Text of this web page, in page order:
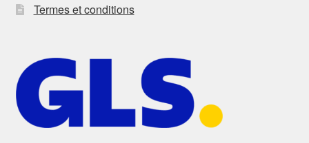
Termes et conditions